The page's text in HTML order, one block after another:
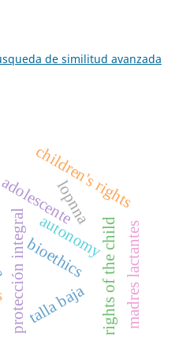
de similitud avanzada
protección integral
adolescente
bioethics
autonomyrights of the child
lopnna
children's rights
madres lactantes
talla baja